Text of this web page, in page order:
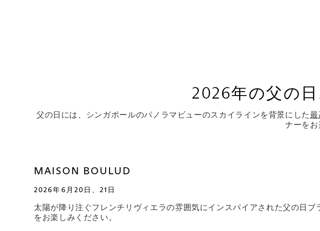
2026年の父の
父の日には、シンガポールのパノラマビューのスカイラインを背景にした最
ナーをお
MAISON BOULUD
2026年6月20日、21日
太陽が降り注ぐフレンチリヴィエラの雰囲気にインスパイアされた父の日
をお楽しみください。